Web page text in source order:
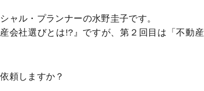
ャル・プランナーの水野圭子です。
会社選びとは!?』ですが、第２回目は「不動産
頼しますか？